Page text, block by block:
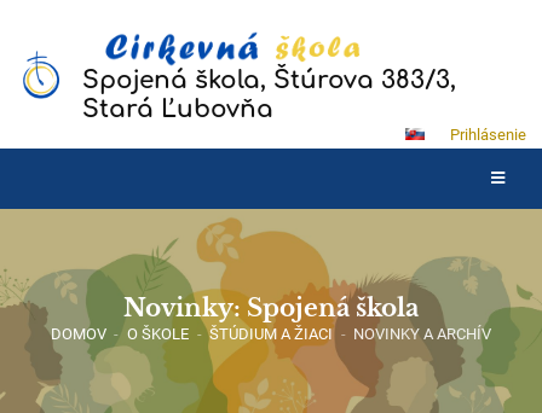
Spojená škola, Štúrova 383/3,
Stará Ľubovňa
Prihlásenie
Novinky: Spojená škola
DOMOV - O ŠKOLE - ŠTÚDIUM A ŽIACI - NOVINKY A ARCHÍV